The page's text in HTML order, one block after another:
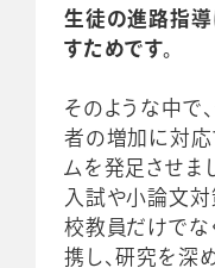
生徒の進路指
すためです。
そのような中で
者の増加に対応
ムを発足させま
入試や小論文
校教員だけでな
携し、研究を深